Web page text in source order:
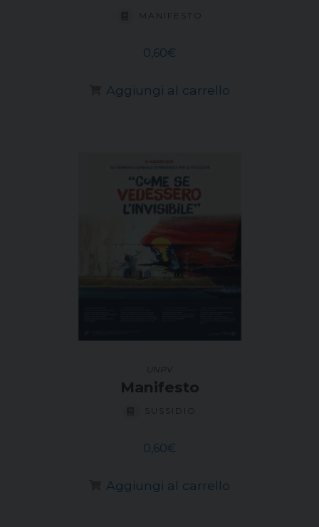
MANIFESTO
0,60€
Aggiungi al carrello
UNPV
Manifesto
SUSSIDIO
0,60€
Aggiungi al carrello